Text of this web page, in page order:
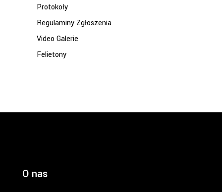
Protokoły
Regulaminy Zgłoszenia
Video Galerie
Felietony
O nas